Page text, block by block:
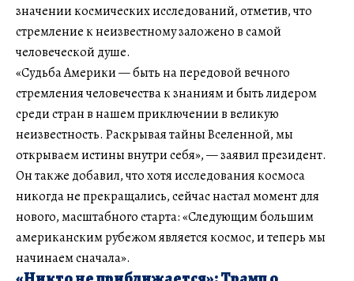
значении космических исследований, отметив, что
стремление к неизвестному заложено в самой
человеческой душе.
«Судьба Америки — быть на передовой вечного
стремления человечества к знаниям и быть лидером
среди стран в нашем приключении в великую
неизвестность. Раскрывая тайны Вселенной, мы
открываем истины внутри себя», — заявил президент.
Он также добавил, что хотя исследования космоса
никогда не прекращались, сейчас настал момент для
нового, масштабного старта: «Следующим большим
американским рубежом является космос, и теперь мы
начинаем сначала».